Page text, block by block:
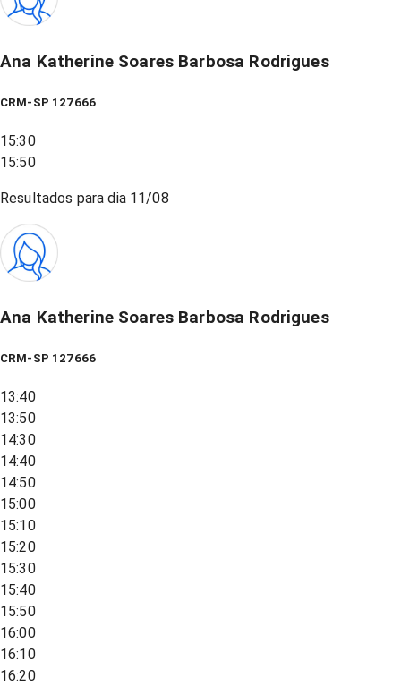
Ana Katherine Soares Barbosa Rodrigues
CRM-SP 127666
15:30
15:50
Resultados para dia 11/08
Ana Katherine Soares Barbosa Rodrigues
CRM-SP 127666
13:40
13:50
14:30
14:40
14:50
15:00
15:10
15:20
15:30
15:40
15:50
16:00
16:10
16:20